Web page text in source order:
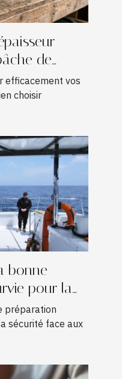
de
efficacement vos
choisir
bonne
pour la
préparation
sécurité face aux